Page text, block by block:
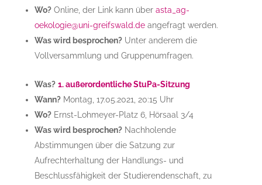
Wo?Online, der Link kann über asta_ag-
oekologie@uni-greifswald.deangefragt werden.
Was wird besprochen?Unter anderem die
Vollversammlung und Gruppenumfragen.
Was? 1. außerordentliche StuPa-Sitzung
Wann?Montag, 17.05.2021, 20:15 Uhr
Wo?Ernst-Lohmeyer-Platz 6, Hörsaal 3/4
Was wird besprochen?Nachholende
Abstimmungen über die Satzung zur
Aufrechterhaltung der Handlungs- und
Beschlussfähigkeit der Studierendenschaft, zu